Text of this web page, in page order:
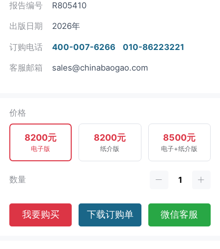
报告编号 R805410
出版日期 2026年
订购电话 400-007-6266 010-86223221
客服邮箱 sales@chinabaogao.com
价格
8200元
电子版
8200元
纸介版
8500元
电子+纸介版
数量
我要购买 下载订购单 微信客服